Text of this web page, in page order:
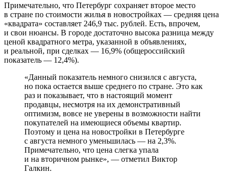
Примечательно, что Петербург сохраняет второе место
в стране по стоимости жилья в новостройках — средняя цена
«квадрата» составляет 246,9 тыс. рублей. Есть, впрочем,
и свои нюансы. В городе достаточно высока разница между
ценой квадратного метра, указанной в объявлениях,
и реальной, при сделках — 16,9% (общероссийский
показатель — 12,4%).
«Данный показатель немного снизился с августа,
но пока остается выше среднего по стране. Это как
раз и показывает, что в настоящий момент
продавцы, несмотря на их демонстративный
оптимизм, вовсе не уверены в возможности найти
покупателей на имеющиеся объемы квартир.
Поэтому и цена на новостройки в Петербурге
с августа немного уменьшилась — на 2,3%.
Примечательно, что цена слегка упала
и на вторичном рынке», — отметил Виктор
Галкин.